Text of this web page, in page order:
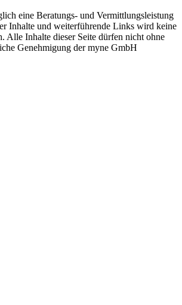
eine Beratungs- und Vermittlungsleistung
Inhalte und weiterführende Links wird keine
Alle Inhalte dieser Seite dürfen nicht ohne
Genehmigung der myne GmbH